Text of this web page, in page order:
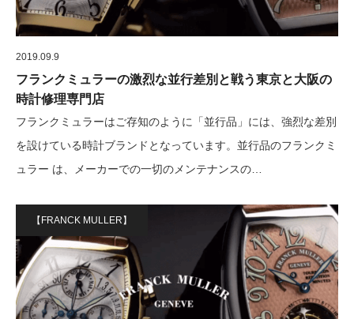
2019.09.9
フランクミュラーの激烈な並行差別と戦う東京と大阪の
時計修理専門店
フランクミュラーはご存知のように「並行品」には、強烈な差別
を設けている時計ブランドとなっています。並行品のフランクミ
ュラー は、メーカーでの一切のメンテナンスの…
【FRANCK MULLER】